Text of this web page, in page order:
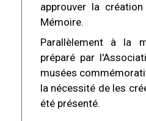
approuver la
Mémoire.
Parallèlement à la
préparé par
musées
la nécessité de les
été présenté.